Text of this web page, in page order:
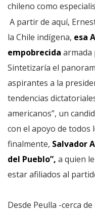
chileno como
A partir de aquí,
la Chile indígena, esa
empobrecida armada
Sintetizaría el
aspirantes a la
tendencias
americanos”, un
con el apoyo de todos
finalmente, Salvador
del Pueblo”, a quien
estar afiliados al
Desde Peulla -cerca